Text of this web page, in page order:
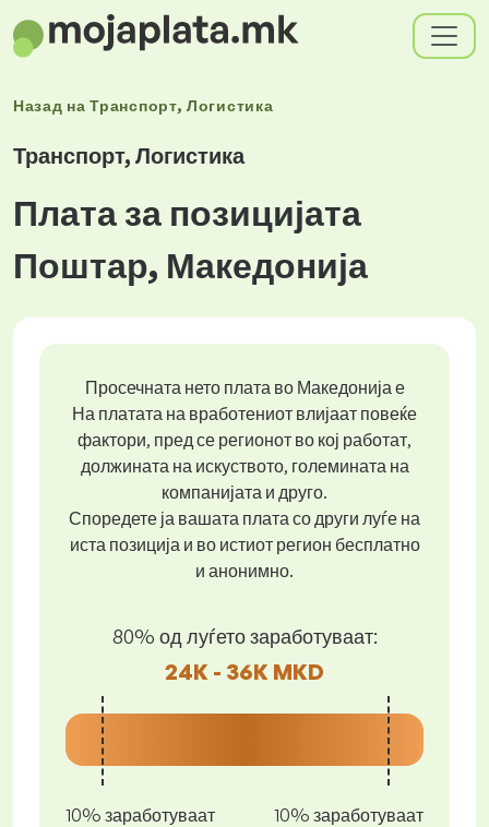
Назад наТранспорт, Логистика
Транспорт, Логистика
Плата за позицијата
Поштар, Македонија
Просечната нето плата во Македонија е
На платата на вработениот влијаат повеќе
фактори, пред се регионот во кој работат,
должината на искуството, големината на
компанијата и друго.
Споредете ја вашата плата со други луѓе на
иста позиција и во истиот регион бесплатно
и анонимно.
80% од луѓето заработуваат:
24K - 36K MKD
10% заработуваат
10% заработуваат